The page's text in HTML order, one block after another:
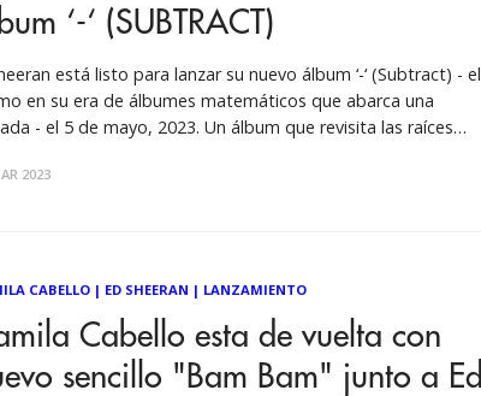
‘-‘ (SUBTRACT)
está listo para lanzar su nuevo álbum ‘-‘ (Subtract) - el
en su era de álbumes matemáticos que abarca una
- el 5 de mayo, 2023. Un álbum que revisita las raíces
y2023
CABELLO| ED SHEERAN | LANZAMIENTO
Cabello esta de vuelta con
sencillo "Bam Bam" junto a Ed